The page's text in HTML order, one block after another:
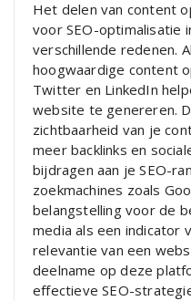
Het delen van content
voor SEO-optimalisatie
verschillende redenen.
hoogwaardige content
Twitter en LinkedIn
website te genereren.
zichtbaarheid van je
meer backlinks en
bijdragen aan je SEO-
zoekmachines zoals
belangstelling voor de
media als een indicator
relevantie van een
deelname op deze
effectieve SEO-